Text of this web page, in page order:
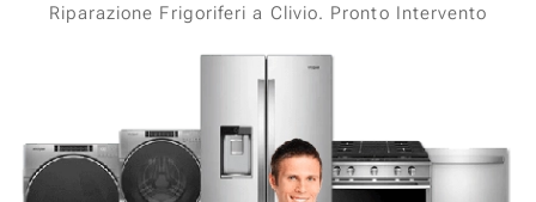
Riparazione Frigoriferi a Clivio. Pronto Intervento